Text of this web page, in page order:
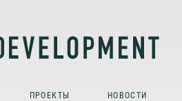
ПРОЕКТЫ НОВОСТИ